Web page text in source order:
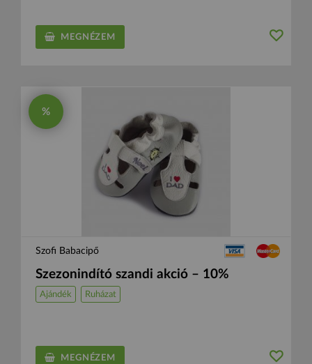
MEGNÉZEM
%
Szofi Babacipő
Szezonindító szandi akció – 10%
Ajándék Ruházat
MEGNÉZEM